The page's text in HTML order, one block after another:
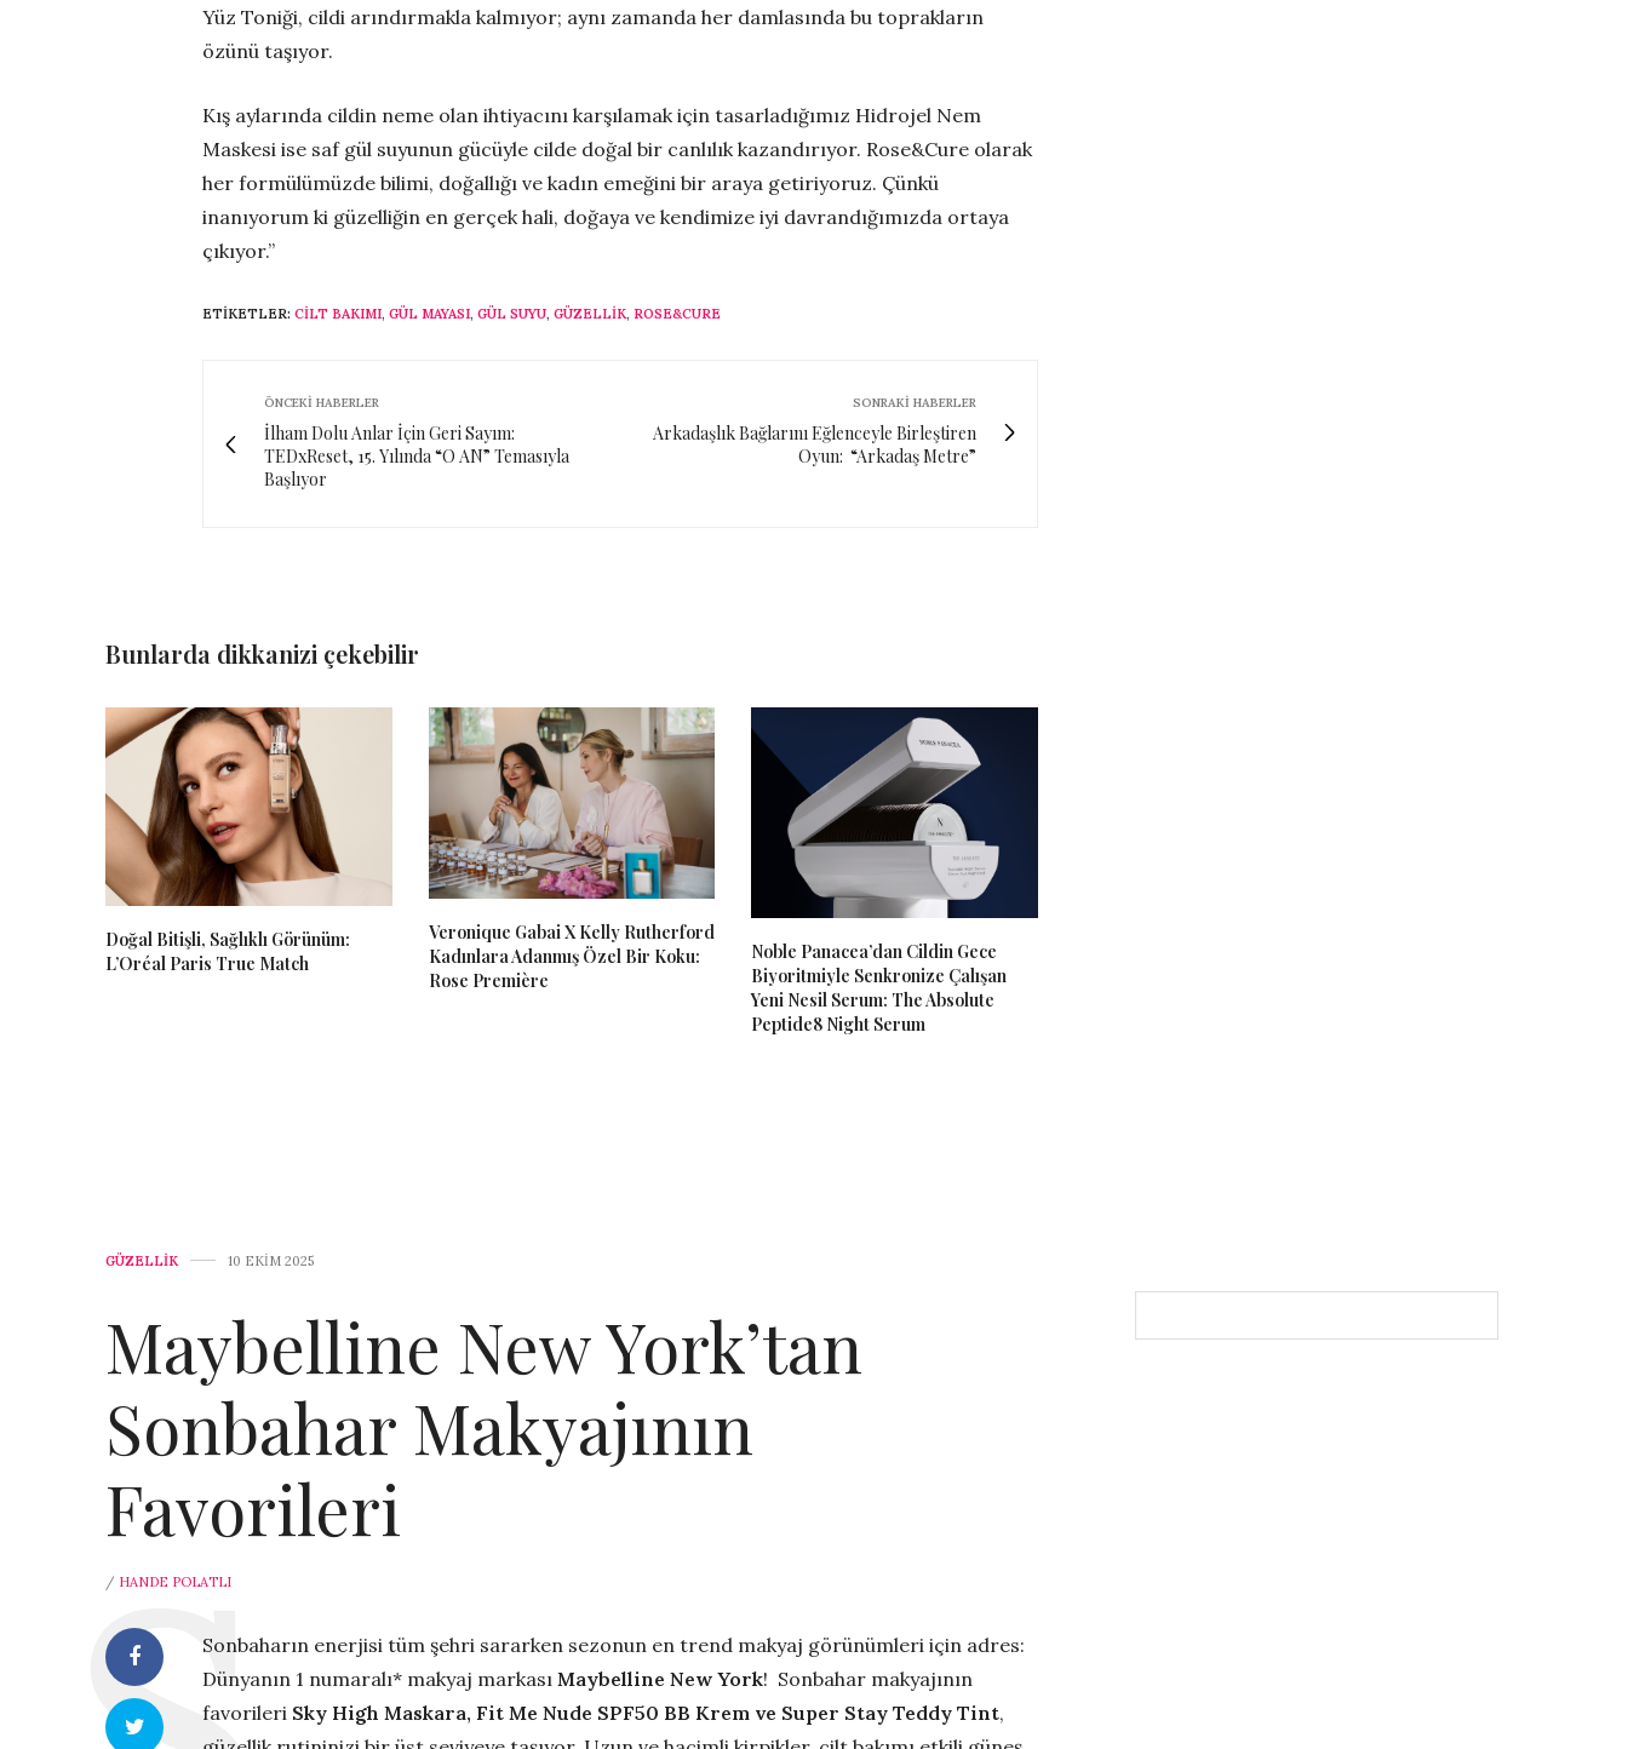
Yüz Toniği, cildi arındırmakla kalmıyor; aynı zamanda her damlasında bu toprakların
özünü taşıyor.
Kış aylarında cildin neme olan ihtiyacını karşılamak için tasarladığımız Hidrojel Nem
Maskesi ise saf gül suyunun gücüyle cilde doğal bir canlılık kazandırıyor. Rose&Cure olarak
her formülümüzde bilimi, doğallığı ve kadın emeğini bir araya getiriyoruz. Çünkü
inanıyorum ki güzelliğin en gerçek hali, doğaya ve kendimize iyi davrandığımızda ortaya
çıkıyor.”
ETIKETLER: CILT BAKIMI, GÜL MAYASI, GÜL SUYU, GÜZELLIK, ROSE&CURE
ÖNCEKI HABERLER
İlham Dolu Anlar İçin Geri Sayım:
TEDxReset, 15. Yılında “O AN” Temasıyla
Başlıyor
SONRAKI HABERLER
Arkadaşlık Bağlarını Eğlenceyle Birleştiren
Oyun: “Arkadaş Metre”
Bunlarda dikkanizi çekebilir
Doğal Bitişli, Sağlıklı Görünüm:
L’Oréal Paris True Match
Veronique Gabai X Kelly Rutherford
Kadınlara Adanmış Özel Bir Koku:
Rose Première
Noble Panacea’dan Cildin Gece
Biyoritmiyle Senkronize Çalışan
Yeni Nesil Serum: The Absolute
Peptide8 Night Serum
GÜZELLİK 10 EKIM 2025
Maybelline New York’tan
Sonbahar Makyajının
Favorileri
/ HANDE POLATLI
Sonbaharın enerjisi tüm şehri sararken sezonun en trend makyaj görünümleri için adres:
Dünyanın 1 numaralı* makyaj markası Maybelline New York! Sonbahar makyajının
favorileri Sky High Maskara, Fit Me Nude SPF50 BB Krem ve Super Stay Teddy Tint,